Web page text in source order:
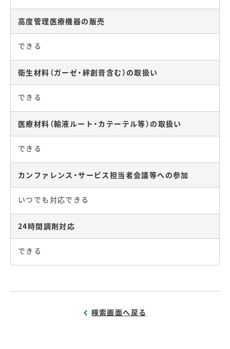
高度管理医療機器の販売
できる
衛生材料（ガーゼ・絆創膏含む）の取扱い
できる
医療材料（輸液ルート・カテーテル等）の取扱い
できる
カンファレンス・サービス担当者会議等への参加
いつでも対応できる
24時間調剤対応
できる
検索画面へ戻る